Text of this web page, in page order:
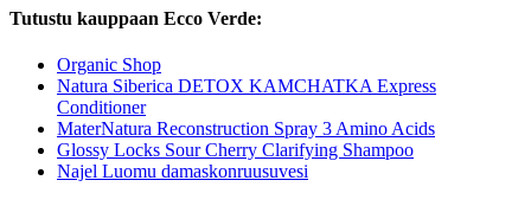
Tutustu kauppaan Ecco Verde:
Organic Shop
Natura Siberica DETOX KAMCHATKA Express
Conditioner
MaterNatura Reconstruction Spray 3 Amino Acids
Glossy Locks Sour Cherry Clarifying Shampoo
Najel Luomu damaskonruusuvesi